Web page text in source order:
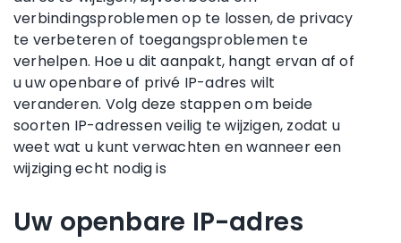
verbindingsproblemen op te lossen, de privacy
te verbeteren of toegangsproblemen te
verhelpen. Hoe u dit aanpakt, hangt ervan af of
u uw openbare of privé IP-adres wilt
veranderen. Volg deze stappen om beide
soorten IP-adressen veilig te wijzigen, zodat u
weet wat u kunt verwachten en wanneer een
wijziging echt nodig is
Uw openbare IP-adres